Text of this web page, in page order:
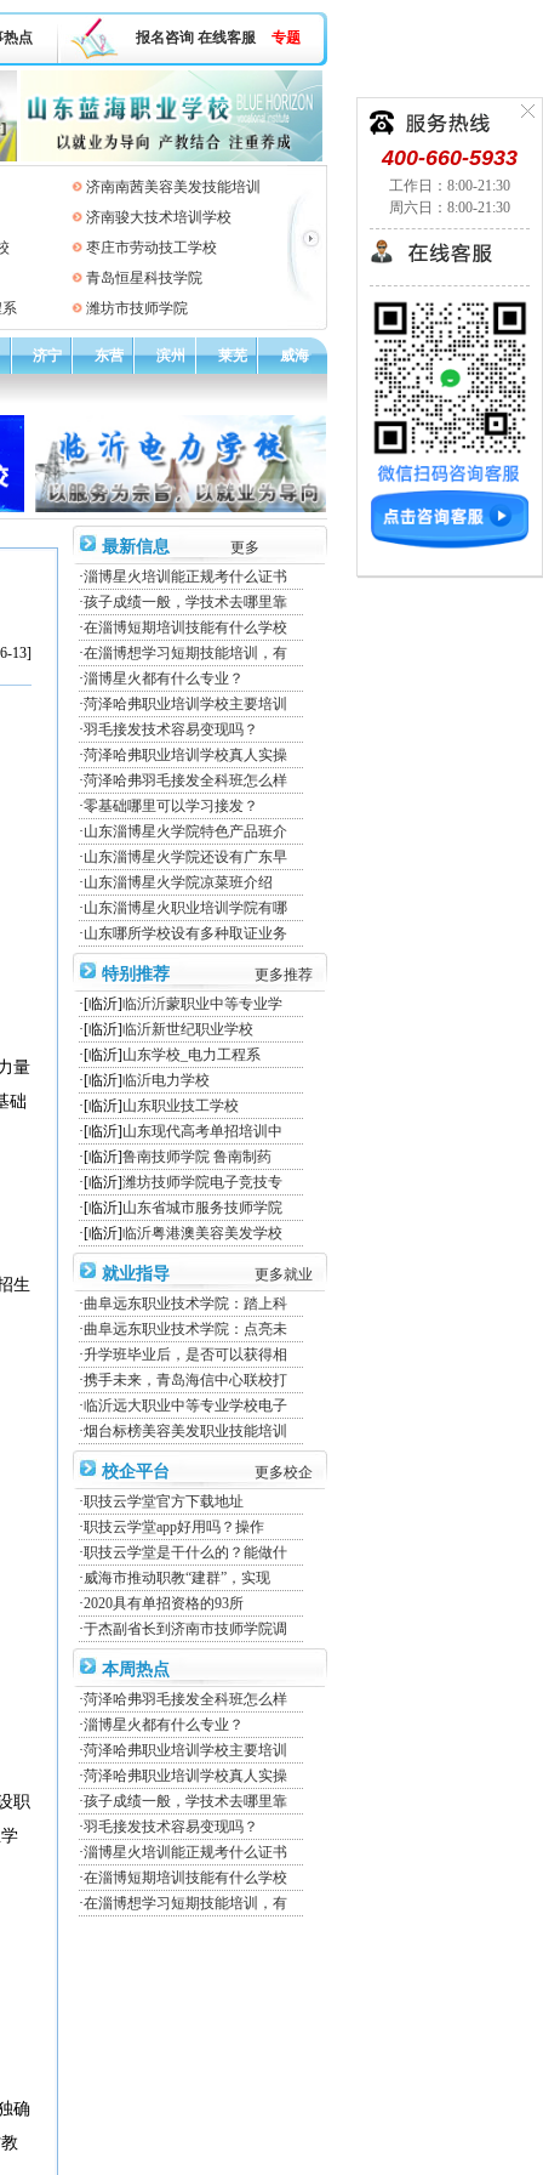
热点 报名咨询 在线客服 专题
济南南茜美容美发技能培训
济南骏大技术培训学校
枣庄市劳动技工学校
青岛恒星科技学院
潍坊市技师学院
济宁 东营 滨州 莱芜 威海
13]
量
础
生
职
确
最新信息
更多
·淄博星火培训能正规考什么证书
·孩子成绩一般，学技术去哪里靠
·在淄博短期培训技能有什么学校
·在淄博想学习短期技能培训，有
·淄博星火都有什么专业？
·菏泽哈弗职业培训学校主要培训
·羽毛接发技术容易变现吗？
·菏泽哈弗职业培训学校真人实操
·菏泽哈弗羽毛接发全科班怎么样
·零基础哪里可以学习接发？
·山东淄博星火学院特色产品班介
·山东淄博星火学院还设有广东早
·山东淄博星火学院凉菜班介绍
·山东淄博星火职业培训学院有哪
·山东哪所学校设有多种取证业务
特别推荐
更多推荐
·[临沂]临沂沂蒙职业中等专业学
·[临沂]临沂新世纪职业学校
·[临沂]山东学校_电力工程系
·[临沂]临沂电力学校
·[临沂]山东职业技工学校
·[临沂]山东现代高考单招培训中
·[临沂]鲁南技师学院 鲁南制药
·[临沂]潍坊技师学院电子竞技专
·[临沂]山东省城市服务技师学院
·[临沂]临沂粤港澳美容美发学校
就业指导
更多就业
·曲阜远东职业技术学院：踏上科
·曲阜远东职业技术学院：点亮未
·升学班毕业后，是否可以获得相
·携手未来，青岛海信中心联校打
·临沂远大职业中等专业学校电子
·烟台标榜美容美发职业技能培训
校企平台
更多校企
·职技云学堂官方下载地址
·职技云学堂app好用吗？操作
·职技云学堂是干什么的？能做什
·威海市推动职教“建群”，实现
·2020具有单招资格的93所
·于杰副省长到济南市技师学院调
本周热点
·菏泽哈弗羽毛接发全科班怎么样
·淄博星火都有什么专业？
·菏泽哈弗职业培训学校主要培训
·菏泽哈弗职业培训学校真人实操
·孩子成绩一般，学技术去哪里靠
·羽毛接发技术容易变现吗？
·淄博星火培训能正规考什么证书
·在淄博短期培训技能有什么学校
·在淄博想学习短期技能培训，有
400-660-5933
工作日：8:00-21:30
周六日：8:00-21:30